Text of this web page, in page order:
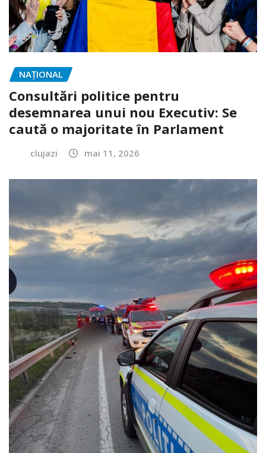
NAŢIONAL
Consultări politice pentru
desemnarea unui nou Executiv: Se
caută o majoritate în Parlament
clujazi mai 11, 2026